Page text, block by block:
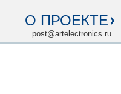
О ПРОЕКТЕ
post@artelectronics.ru